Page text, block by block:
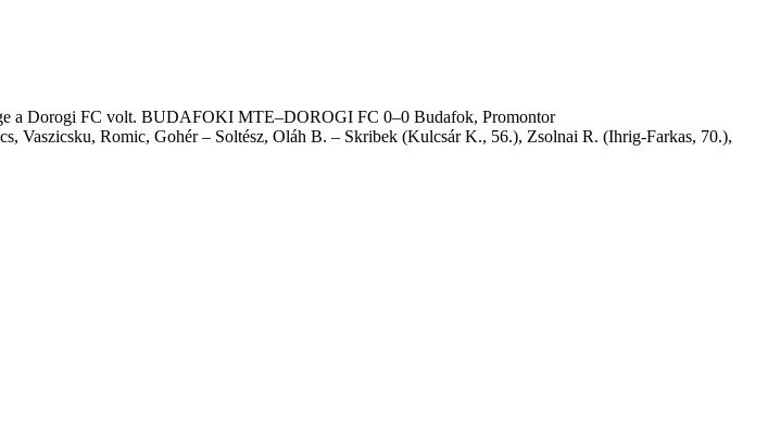
a Dorogi FC volt. BUDAFOKI MTE–DOROGI FC 0–0 Budafok, Promontor
Vaszicsku, Romic, Gohér – Soltész, Oláh B. – Skribek (Kulcsár K., 56.), Zsolnai R. (Ihrig-Farkas, 70.),